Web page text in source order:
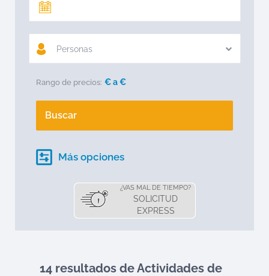
Personas
Rango de precios: € a€
Buscar
Más opciones
¿VAS MAL DE TIEMPO?
SOLICITUD
EXPRESS
14 resultados de Actividades de